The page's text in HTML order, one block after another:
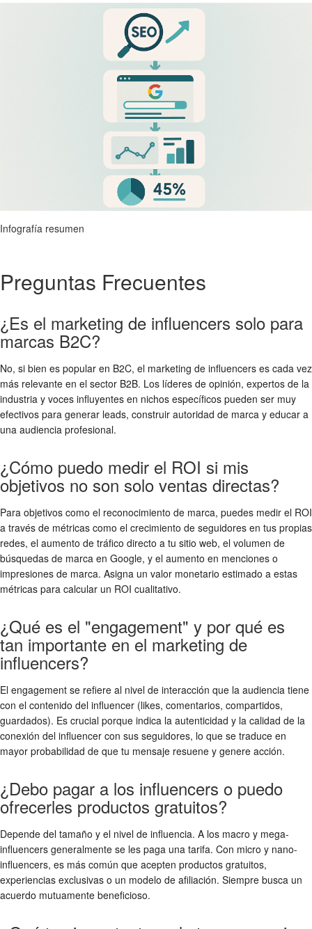
Infografía resumen
Preguntas Frecuentes
¿Es el marketing de influencers solo para
marcas B2C?
No, si bien es popular en B2C, el marketing de influencers es cada vez
más relevante en el sector B2B. Los líderes de opinión, expertos de la
industria y voces influyentes en nichos específicos pueden ser muy
efectivos para generar leads, construir autoridad de marca y educar a
una audiencia profesional.
¿Cómo puedo medir el ROI si mis
objetivos no son solo ventas directas?
Para objetivos como el reconocimiento de marca, puedes medir el ROI
a través de métricas como el crecimiento de seguidores en tus propias
redes, el aumento de tráfico directo a tu sitio web, el volumen de
búsquedas de marca en Google, y el aumento en menciones o
impresiones de marca. Asigna un valor monetario estimado a estas
métricas para calcular un ROI cualitativo.
¿Qué es el "engagement" y por qué es
tan importante en el marketing de
influencers?
El engagement se refiere al nivel de interacción que la audiencia tiene
con el contenido del influencer (likes, comentarios, compartidos,
guardados). Es crucial porque indica la autenticidad y la calidad de la
conexión del influencer con sus seguidores, lo que se traduce en
mayor probabilidad de que tu mensaje resuene y genere acción.
¿Debo pagar a los influencers o puedo
ofrecerles productos gratuitos?
Depende del tamaño y el nivel de influencia. A los macro y mega-
influencers generalmente se les paga una tarifa. Con micro y nano-
influencers, es más común que acepten productos gratuitos,
experiencias exclusivas o un modelo de afiliación. Siempre busca un
acuerdo mutuamente beneficioso.